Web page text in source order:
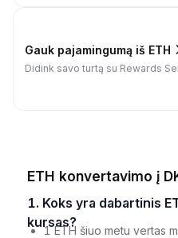
Gauk pajamingumą iš ETH
Didink savo turtą su Rewards
ETH konvertavimo į
1. Koks yra dabartinis ETH į DKK valiutos
kursas?
1 ETH šiuo metu vertas